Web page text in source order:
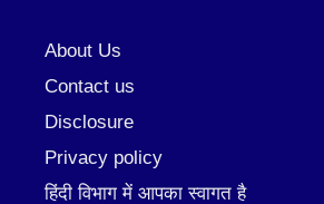
About Us
Contact us
Disclosure
Privacy policy
हिंदी विभाग में आपका स्वागत है